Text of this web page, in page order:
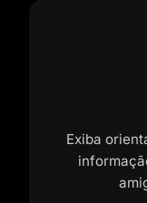
Exiba